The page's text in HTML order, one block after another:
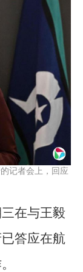
记者会上，回应
在与王毅
答应在航